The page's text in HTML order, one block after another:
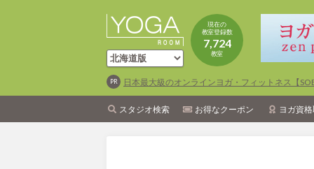
現在の
教室登録数
7,724
教室
日本最大級のオンラインヨガ・フィットネス【
スタジオ検索 お得なクーポン ヨガ資